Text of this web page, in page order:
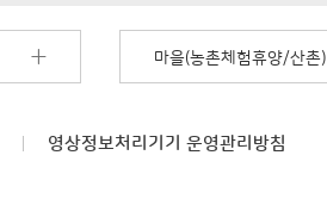
마을(농촌체험휴양/산촌)
영상정보처리기기 운영관리방침